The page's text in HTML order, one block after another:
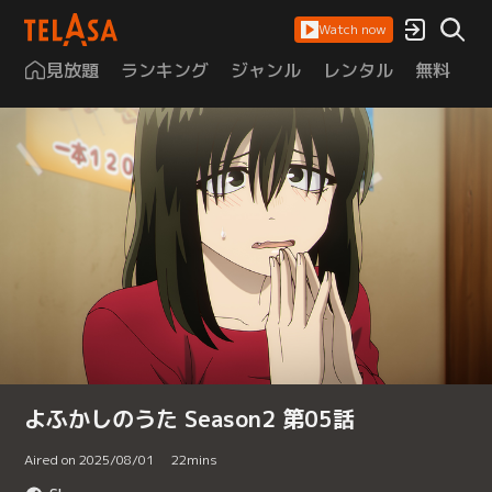
Watch now
見放題 ランキング ジャンル レンタル 無料
よふかしのうた Season2 第05話
Aired on 2025/08/01 22mins